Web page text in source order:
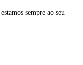
sempre ao seu